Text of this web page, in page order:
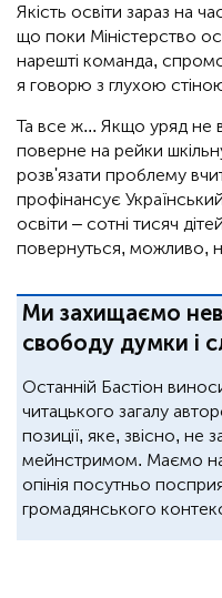
Якість освіти зараз на
що поки Міністерство
нарешті команда,
я говорю з глухою
Та все ж... Якщо уряд не
поверне на рейки
розв'язати проблему
профінансує
освіти – сотні тисяч
повернуться, можливо,
Ми захищаємо
свободу думки і
Останній Бастіон
читацького загалу
позиції, яке, звісно, не
мейнстримом. Маємо
опінія посутньо
громадянського